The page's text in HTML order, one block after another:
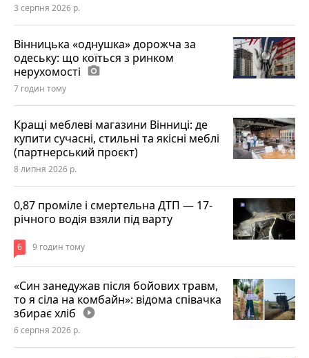
3 серпня 2026 р.
Вінницька «однушка» дорожча за
одеську: що коїться з ринком
нерухомості photo_camera
7 годин тому
Кращі меблеві магазини Вінниці: де
купити сучасні, стильні та якісні меблі
(партнерський проєкт)
8 липня 2026 р.
0,87 проміле і смертельна ДТП — 17-
річного водія взяли під варту
6 9 годин тому
«Син занедужав після бойових травм,
то я сіла на комбайн»: відома співачка
збирає хліб play_circle_filled
6 серпня 2026 р.